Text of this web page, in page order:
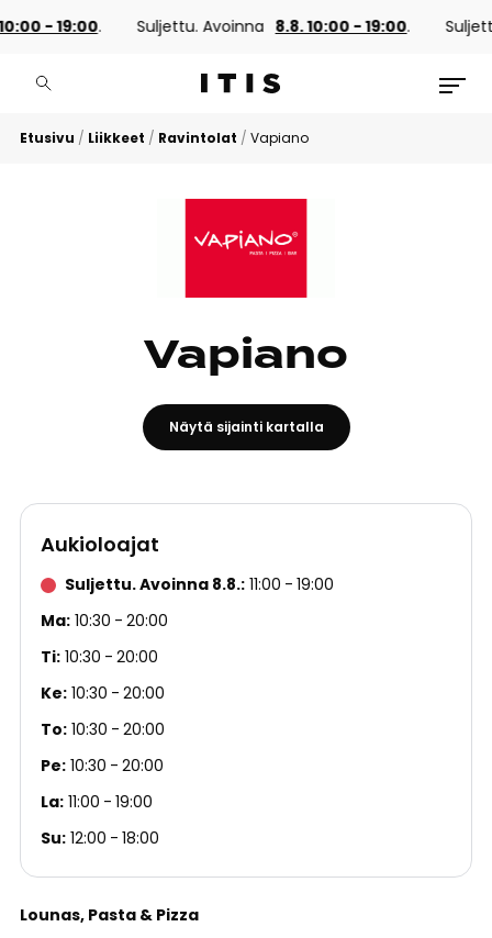
- 19:00. Suljettu. Avoinna 8.8. 10:00 - 19:00. Suljettu.
Etusivu / Liikkeet / Ravintolat / Vapiano
Vapiano
Näytä sijainti kartalla
Aukioloajat
Suljettu. Avoinna 8.8. 11:00
19:00
Ma 10:30
20:00
Ti 10:30
20:00
Ke 10:30
20:00
To 10:30
20:00
Pe 10:30
20:00
La 11:00
19:00
Su 12:00 18:00
Lounas Pasta & Pizza